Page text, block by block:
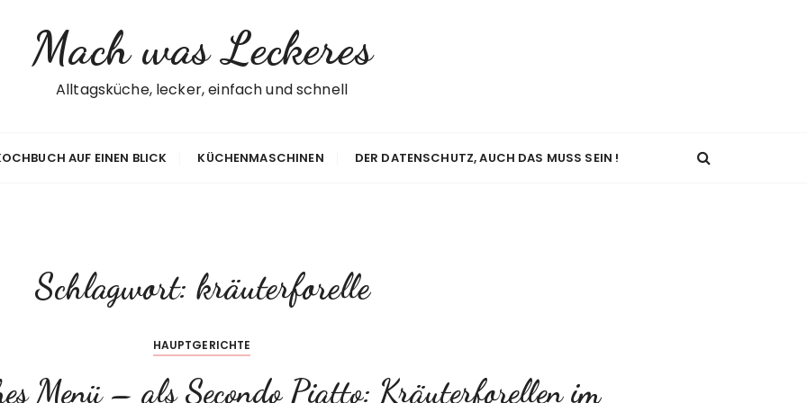
Mach was Leckeres
Alltagsküche, lecker, einfach und schnell
AUF EINEN BLICK KÜCHENMASCHINEN DER DATENSCHUTZ, AUCH DAS MUSS SEIN !
Schlagwort: kräuterforelle
HAUPTGERICHTE
Menü – als Secondo Piatto: Kräuterforellen im